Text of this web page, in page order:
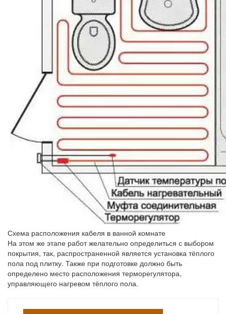
Схема расположения кабеля в ванной комнате
На этом же этапе работ желательно определиться с выбором
покрытия, так, распространенной является установка тёплого
пола под плитку. Также при подготовке должно быть
определено место расположения терморегулятора,
управляющего нагревом тёплого пола.